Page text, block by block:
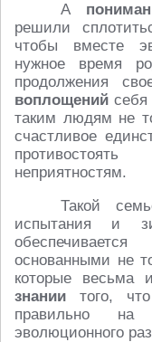
А
решили
чтобы вместе
нужное время
продолжения
воплощений
таким людям не
счастливое
неприятностям.
Такой
испытания и
основанными не
которые весьма
знании того,
правильно на
эволюционного